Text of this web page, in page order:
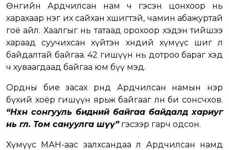
Өнөөгийн Ардчилсан нам ч гэсэн цонхоор нь
харахаар нэг их сайхан хөшигтэй, чамин абажуртай
гоё айл. Хаалгыг нь татаад орохоор хэдэн тийшээ
хараад суучихсан хүйтэн хөндий хүмүүс шиг л
байдалтай байгаа. 42 гишүүн нь дотроо бараг хэд
ч хуваагдаад байгаа юм бүү мэд.
Ордны бие засах өрөөнд Ардчилсан намын нэр
бүхий хоёр гишүүн ярьж байгааг өлөн би сонсчхов.
“Нөхөн сонгууль бидний байгаа байдалд хариуг
нь өглөө. Том сануулга шүү”гэсээр гарч одсон.
Хүмүүс МАН-аас залхсандаа л Ардчилсан намд